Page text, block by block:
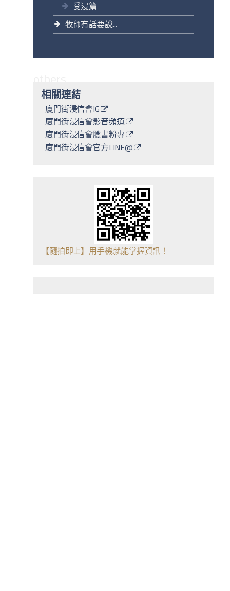
受浸篇
牧師有話要說...
相關連結
廈門街浸信會IG
廈門街浸信會影音頻道
廈門街浸信會臉書粉專
廈門街浸信會官方LINE@
【隨拍即上】用手機就能掌握資訊！